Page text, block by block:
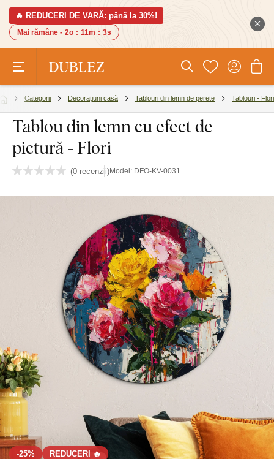
🔥 REDUCERI DE VARĂ: până la 30%!
Mai rămâne - 2o : 11m : 2s
Categorii Decorațiuni casă Tablouri din lemn de perete Tablouri - Flori
Tablou din lemn cu efect de
pictură - Flori
(0 recenzii)Model: DFO-KV-0031
-25% REDUCERI 🔥